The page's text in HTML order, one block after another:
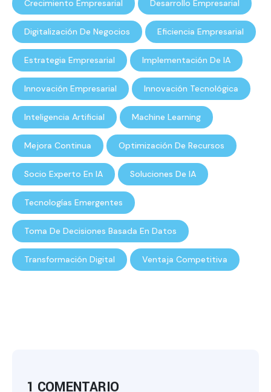
Crecimiento Empresarial Desarrollo Empresarial
Digitalización De Negocios Eficiencia Empresarial
Estrategia Empresarial Implementación De IA
Innovación Empresarial Innovación Tecnológica
Inteligencia Artificial Machine Learning
Mejora Continua Optimización De Recursos
Socio Experto En IA Soluciones De IA
Tecnologías Emergentes
Toma De Decisiones Basada En Datos
Transformación Digital Ventaja Competitiva
1 COMENTARIO